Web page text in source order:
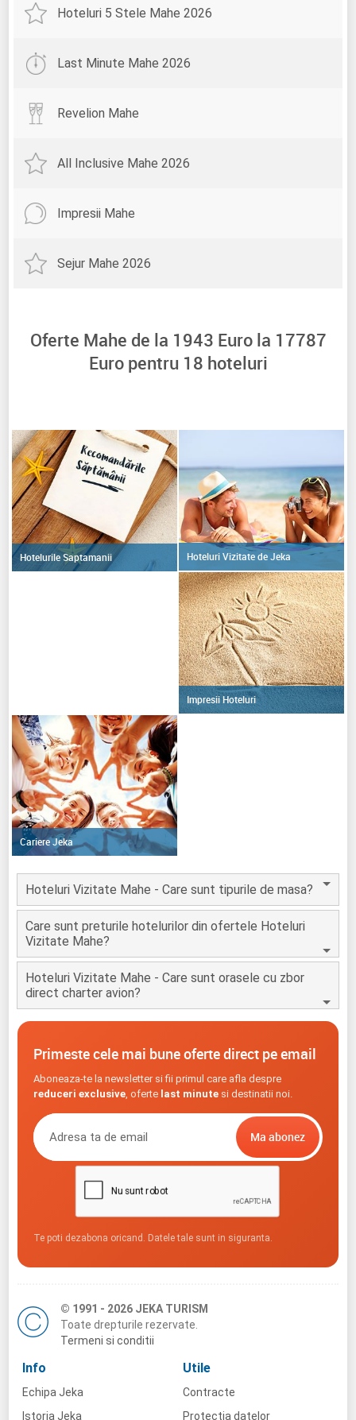
Hoteluri 5 Stele Mahe 2026
Last Minute Mahe 2026
Revelion Mahe
All Inclusive Mahe 2026
Impresii Mahe
Sejur Mahe 2026
Oferte Mahe de la 1943 Euro la 17787
Euro pentru 18 hoteluri
Hotelurile Saptamanii Hoteluri Vizitate de Jeka
Impresii Hoteluri
Cariere Jeka
Hoteluri Vizitate Mahe - Care sunt tipurile de masa?
Care sunt preturile hotelurilor din ofertele Hoteluri
Vizitate Mahe?
Hoteluri Vizitate Mahe - Care sunt orasele cu zbor
direct charter avion?
Primeste cele mai bune oferte direct pe email
Aboneaza-te la newsletter si fii primul care afla despre
reduceri exclusive, oferte last minutesi destinatii noi.
Te poti dezabona oricand. Datele tale sunt in siguranta.
© 1991 - 2026 JEKA TURISM
Toate drepturile rezervate.
Termeni si conditii
Info
Echipa Jeka
Istoria Jeka
Utile
Contracte
Protectia datelor